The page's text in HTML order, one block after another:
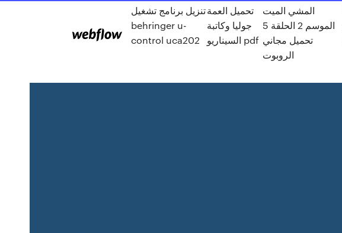
تنزيل برنامج تشغيل
behringer u-
control uca202
تحميل العمة
جوليا وكاتبة
السيناريو pdf
المشي الميت
الموسم 2 الحلقة 5
تحميل مجاني
الروبوت